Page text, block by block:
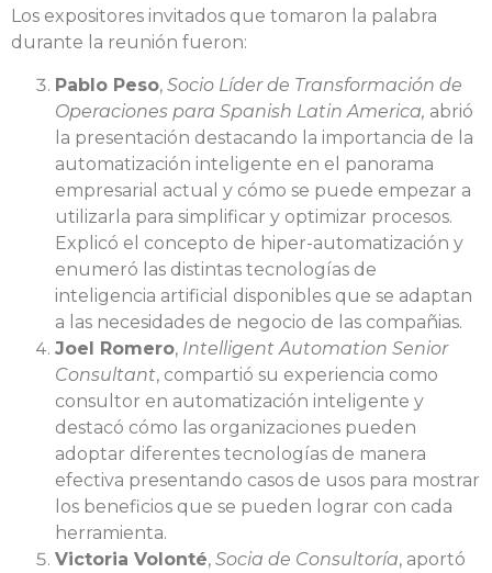
Los expositores invitados que tomaron la palabra
durante la reunión fueron:
Pablo Peso, Socio Líder de Transformación de
Operaciones para Spanish Latin America, abrió
la presentación destacando la importancia de la
automatización inteligente en el panorama
empresarial actual y cómo se puede empezar a
utilizarla para simplificar y optimizar procesos.
Explicó el concepto de hiper-automatización y
enumeró las distintas tecnologías de
inteligencia artificial disponibles que se adaptan
a las necesidades de negocio de las compañias.
Joel Romero, Intelligent Automation Senior
Consultant, compartió su experiencia como
consultor en automatización inteligente y
destacó cómo las organizaciones pueden
adoptar diferentes tecnologías de manera
efectiva presentando casos de usos para mostrar
los beneficios que se pueden lograr con cada
herramienta.
Victoria Volonté, Socia de Consultoría, aportó